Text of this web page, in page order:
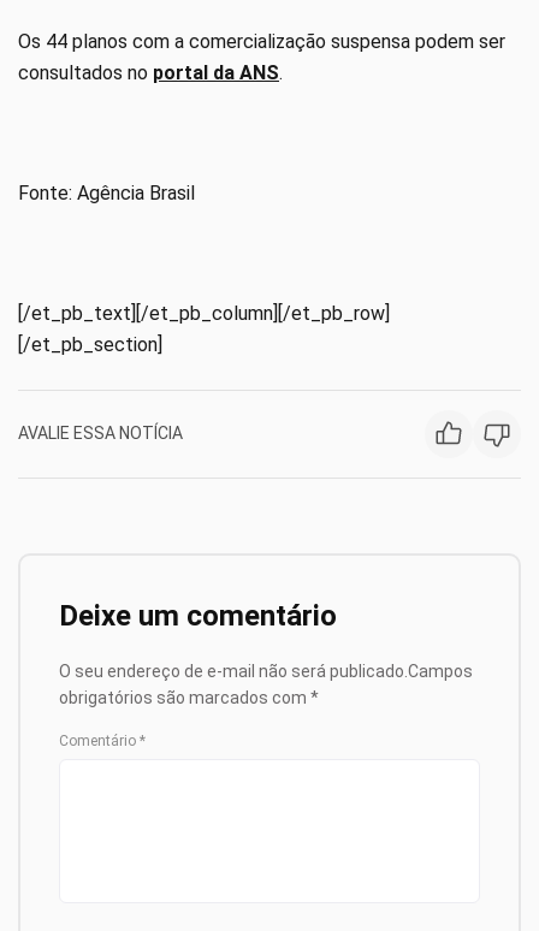
Os 44 planos com a comercialização suspensa podem ser
consultados no portal da ANS.
Fonte: Agência Brasil
[/et_pb_text][/et_pb_column][/et_pb_row]
[/et_pb_section]
AVALIE ESSA NOTÍCIA
Deixe um comentário
O seu endereço de e-mail não será publicado. Campos
obrigatórios são marcados com *
Comentário *